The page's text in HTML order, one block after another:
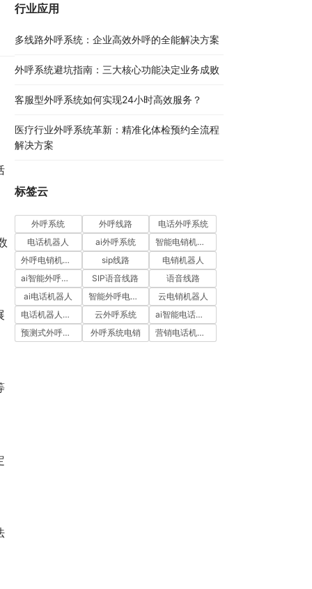
行业应用
多线路外呼系统：企业高效外呼的全能解决方案​
外呼系统避坑指南：三大核心功能决定业务成败​
客服型外呼系统如何实现24小时高效服务？
医疗行业外呼系统革新：精准化体检预约全流程
解决方案​
标签云
外呼系统 外呼线路
电话外呼系统
电话机器人
ai外呼系统
智能电销机器人
外呼电销机器人
sip线路
电销机器人
ai智能外呼系统
SIP语音线路
语音线路
ai电话机器人
智能外呼电销机器人
云电销机器人
电话机器人外呼
云外呼系统
ai智能电话机器人
预测式外呼系统
外呼系统电销 营销电话机器人